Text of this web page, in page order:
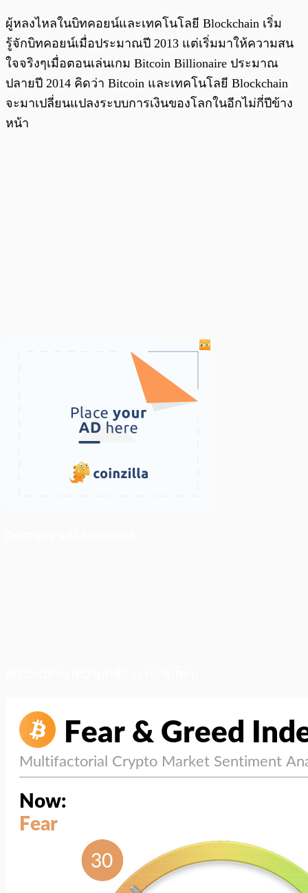
ผู้หลงไหลในบิทคอยน์และเทคโนโลยี Blockchain เริ่ม
รู้จักบิทคอยน์เมื่อประมาณปี 2013 แต่เริ่มมาให้ความสน
ใจจริงๆเมื่อตอนเล่นเกม Bitcoin Billionaire ประมาณ
ปลายปี 2014 คิดว่า Bitcoin และเทคโนโลยี Blockchain
จะมาเปลี่ยนแปลงระบบการเงินของโลกในอีกไม่กี่ปีข้าง
หน้า